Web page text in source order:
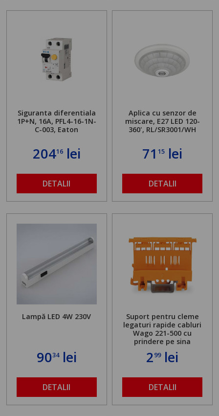
Siguranta diferentiala
1P+N, 16A, PFL4-16-1N-
C-003, Eaton
20416lei
DETALII
Aplica cu senzor de
miscare, E27 LED 120-
360', RL/SR3001/WH
7115 lei
DETALII
Lampă LED 4W 230V
9034lei
DETALII
Suport pentru cleme
legaturi rapide cabluri
Wago 221-500 cu
prindere pe sina
299lei
DETALII